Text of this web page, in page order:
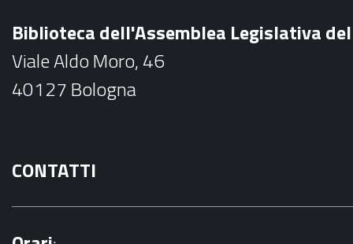
o
k
Biblioteca dell'Assemblea Legislativa
Viale Aldo Moro, 46
40127 Bologna
CONTATTI